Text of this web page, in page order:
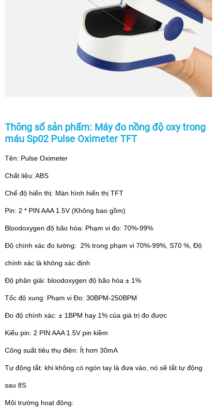
Thông số sản phẩm: Máy đo nồng độ oxy trong
máu Sp02 Pulse Oximeter TFT
Tên: Pulse Oximeter
Chất liệu: ABS
Chế độ hiển thị: Màn hình hiển thị TFT
Pin: 2 * PIN AAA 1.5V (Không bao gồm)
Bloodoxygen độ bão hòa: Phạm vi đo: 70%-99%
Độ chính xác đo lường: 2% trong phạm vi 70%-99%, S70 %, Độ
chính xác là không xác định
Độ phân giải: bloodoxygen độ bão hòa ± 1%
Tốc độ xung: Phạm vi Đo: 30BPM-250BPM
Đo độ chính xác: ± 1BPM hay 1% của giá trị đo được
Kiểu pin: 2 PIN AAA 1.5V pin kiềm
Công suất tiêu thụ điện: Ít hơn 30mA
Tự động tắt: khi không có ngón tay là đưa vào, nó sẽ tắt tự động
sau 8S
Môi trường hoạt động: